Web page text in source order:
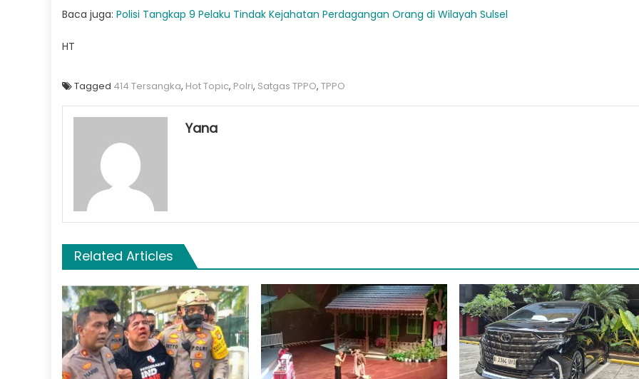
Baca juga: Polisi Tangkap 9 Pelaku Tindak Kejahatan Perdagangan Orang di Wilayah Sulsel
HT
Tagged 414 Tersangka, Hot Topic, Polri, Satgas TPPO, TPPO
Yana
Related Articles